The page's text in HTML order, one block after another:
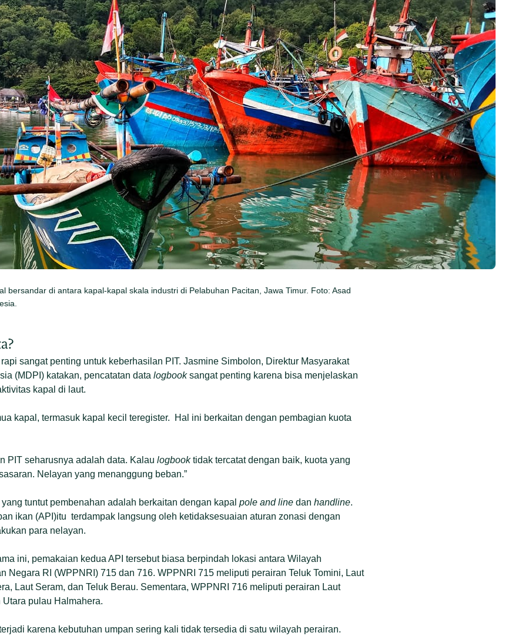
bersandar di antara kapal-kapal skala industri di Pelabuhan Pacitan, Jawa Timur. Foto: Asad
sangat penting untuk keberhasilan PIT. Jasmine Simbolon, Direktur Masyarakat
(MDPI) katakan, pencatatan data logbooksangat penting karena bisa menjelaskan
kapal di laut.
kapal, termasuk kapal kecil teregister. Hal ini berkaitan dengan pembagian kuota
PIT seharusnya adalah data. Kalau logbooktidak tercatat dengan baik, kuota yang
Nelayan yang menanggung beban.”
tuntut pembenahan adalah berkaitan dengan kapal pole and line dan handline.
ikan (API)itu terdampak langsung oleh ketidaksesuaian aturan zonasi dengan
para nelayan.
ini, pemakaian kedua API tersebut biasa berpindah lokasi antara Wilayah
Negara RI (WPPNRI) 715 dan 716. WPPNRI 715 meliputi perairan Teluk Tomini, Laut
Laut Seram, dan Teluk Berau. Sementara, WPPNRI 716 meliputi perairan Laut
pulau Halmahera.
karena kebutuhan umpan sering kali tidak tersedia di satu wilayah perairan.